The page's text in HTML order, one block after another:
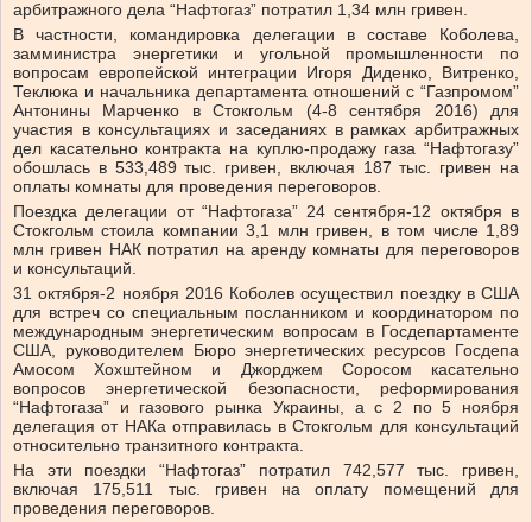
арбитражного дела “Нафтогаз” потратил 1,34 млн гривен.
В частности, командировка делегации в составе Коболева,
замминистра энергетики и угольной промышленности по
вопросам европейской интеграции Игоря Диденко, Витренко,
Теклюка и начальника департамента отношений с “Газпромом”
Антонины Марченко в Стокгольм (4-8 сентября 2016) для
участия в консультациях и заседаниях в рамках арбитражных
дел касательно контракта на куплю-продажу газа “Нафтогазу”
обошлась в 533,489 тыс. гривен, включая 187 тыс. гривен на
оплаты комнаты для проведения переговоров.
Поездка делегации от “Нафтогаза” 24 сентября-12 октября в
Стокгольм стоила компании 3,1 млн гривен, в том числе 1,89
млн гривен НАК потратил на аренду комнаты для переговоров
и консультаций.
31 октября-2 ноября 2016 Коболев осуществил поездку в США
для встреч со специальным посланником и координатором по
международным энергетическим вопросам в Госдепартаменте
США, руководителем Бюро энергетических ресурсов Госдепа
Амосом Хохштейном и Джорджем Соросом касательно
вопросов энергетической безопасности, реформирования
“Нафтогаза” и газового рынка Украины, а с 2 по 5 ноября
делегация от НАКа отправилась в Стокгольм для консультаций
относительно транзитного контракта.
На эти поездки “Нафтогаз” потратил 742,577 тыс. гривен,
включая 175,511 тыс. гривен на оплату помещений для
проведения переговоров.